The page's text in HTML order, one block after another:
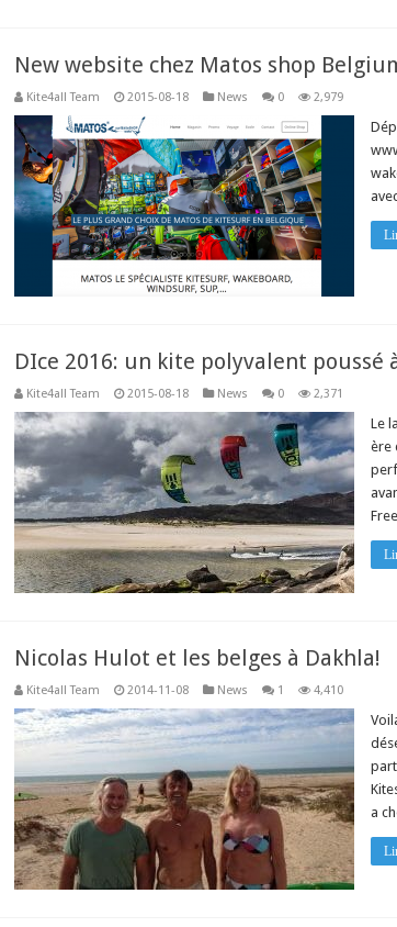
New website chez Matos shop
Kite4all Team 2015-08-18 News 0 2,979
DIce 2016: un kite polyvalent poussé
Kite4all Team 2015-08-18 News 0 2,371
Le
ère
Nicolas Hulot et les belges à Dakhla!
Kite4all Team 2014-11-08 News 1 4,410
a